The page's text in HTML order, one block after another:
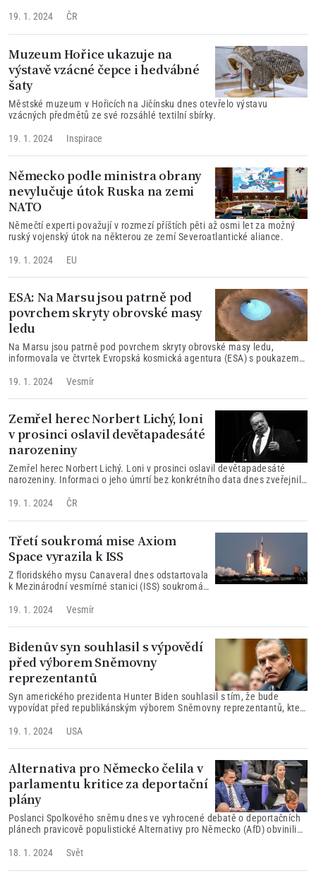
19. 1. 2024 ČR
Muzeum Hořice ukazuje na
výstavě vzácné čepce i hedvábné
šaty
Městské muzeum v Hořicích na Jičínsku dnes otevřelo výstavu
vzácných předmětů ze své rozsáhlé textilní sbírky.
19. 1. 2024 Inspirace
Německo podle ministra obrany
nevylučuje útok Ruska na zemi
NATO
Němečtí experti považují v rozmezí příštích pěti až osmi let za možný
ruský vojenský útok na některou ze zemí Severoatlantické aliance.
19. 1. 2024 EU
ESA: Na Marsu jsou patrně pod
povrchem skryty obrovské masy
ledu
Na Marsu jsou patrně pod povrchem skryty obrovské masy ledu,
informovala ve čtvrtek Evropská kosmická agentura (ESA) s poukazem
19. 1. 2024
Vesmír
Zemřel herec Norbert Lichý, loni
v prosinci oslavil devětapadesáté
narozeniny
Zemřel herec Norbert Lichý. Loni v prosinci oslavil devětapadesáté
narozeniny. Informaci o jeho úmrtí bez konkrétního data dnes zveřejnilo
19. 1. 2024
ČR
Třetí soukromá mise Axiom
Space vyrazila k ISS
Z floridského mysu Canaveral dnes odstartovala
k Mezinárodní vesmírné stanici (ISS) soukromá
19. 1. 2024
Vesmír
Bidenův syn souhlasil s výpovědí
před výborem Sněmovny
reprezentantů
Syn amerického prezidenta Hunter Biden souhlasil s tím, že bude
vypovídat před republikánským výborem Sněmovny reprezentantů, který
domu - takzvaným impeachmentem.
19. 1. 2024 USA
Alternativa pro Německo čelila v
parlamentu kritice za deportační
plány
Poslanci Spolkového sněmu dnes ve vyhrocené debatě o deportačních
plánech pravicově populistické Alternativy pro Německo (AfD) obvinili
18. 1. 2024
Svět